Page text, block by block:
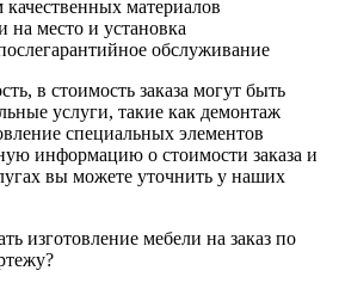
качественных материалов
на место и установка
обслуживание
в стоимость заказа могут быть
услуги, такие как демонтаж
специальных элементов
информацию о стоимости заказа и
вы можете уточнить у наших
изготовление мебели на заказ по